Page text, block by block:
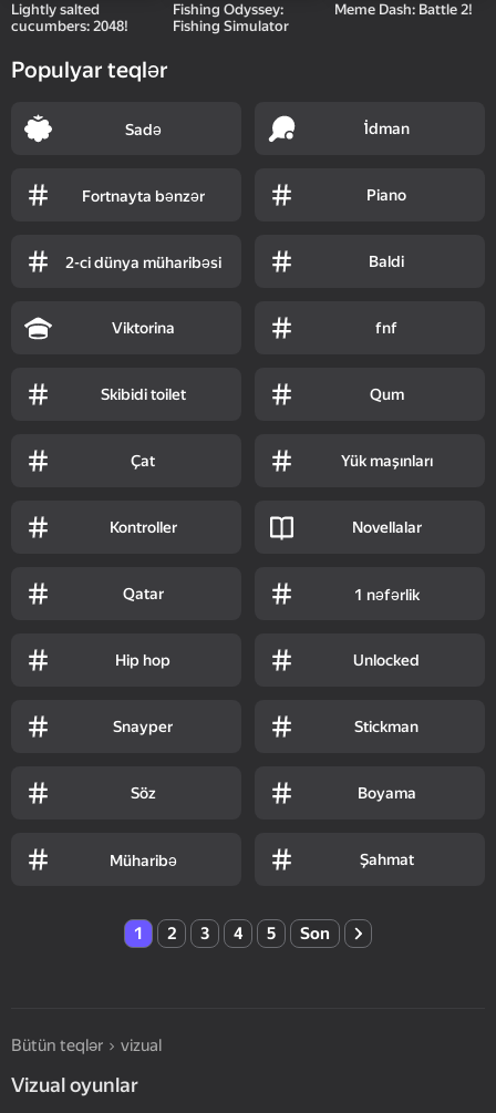
Lightly salted
cucumbers: 2048!
Fishing Odyssey:
Fishing Simulator
Meme Dash: Battle 2!
Populyar teqlər
Sadə İ̇dman
Fortnayta bənzər Piano
2-ci dünya müharibəsi Baldi
Viktorina fnf
Skibidi toilet Qum
Çat Yük maşınları
Kontroller Novellalar
Qatar 1 nəfərlik
Hip hop Unlocked
Snayper Stickman
Söz Boyama
Müharibə Şahmat
1 2 3 4 5 Son
Bütün teqlər vizual
Vizual oyunlar